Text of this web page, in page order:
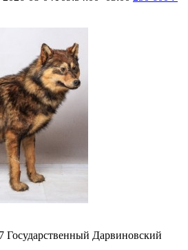
Государственный Дарвиновский